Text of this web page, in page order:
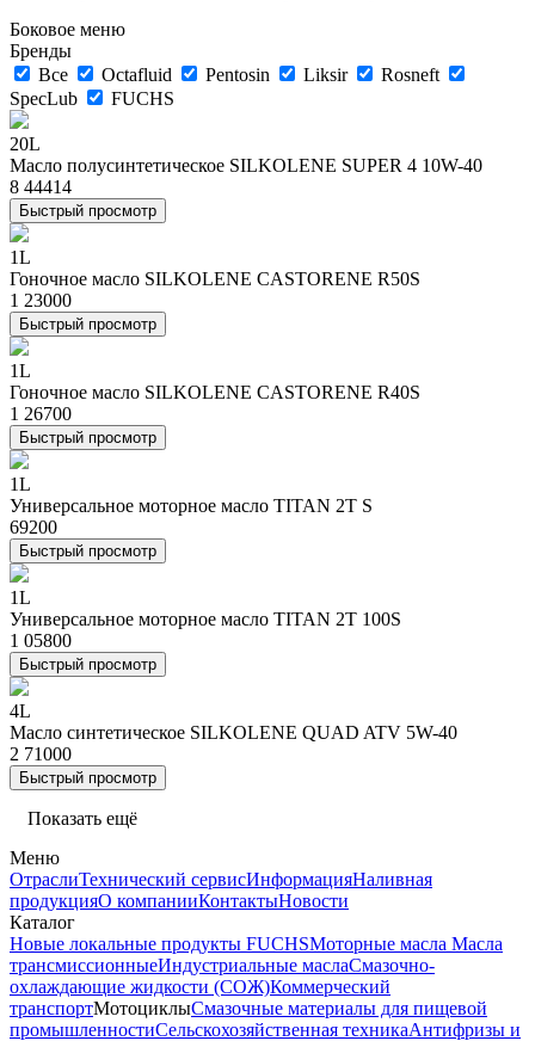
Боковое меню
Бренды
Все
Octafluid Pentosin Liksir
Rosneft
SpecLub
FUCHS
20L
Масло полусинтетическое SILKOLENE SUPER 4 10W-40
8 44414
Быстрый просмотр
1L
Гоночное масло SILKOLENE CASTORENE R50S
1 23000
Быстрый просмотр
1L
Гоночное масло SILKOLENE CASTORENE R40S
1 26700
Быстрый просмотр
1L
Универсальное моторное масло TITAN 2T S
69200
Быстрый просмотр
1L
Универсальное моторное масло TITAN 2T 100S
1 05800
Быстрый просмотр
4L
Масло синтетическое SILKOLENE QUAD ATV 5W-40
2 71000
Быстрый просмотр
Показать ещё
Меню
ОтраслиТехнический сервисИнформацияНаливная
продукцияО компанииКонтактыНовости
Каталог
Новые локальные продукты FUCHSМоторные масла Масла
трансмиссионныеИндустриальные маслаСмазочно-
охлаждающие жидкости (СОЖ)Коммерческий
транспортМотоциклыСмазочные материалы для пищевой
промышленностиСельскохозяйственная техникаАнтифризы и